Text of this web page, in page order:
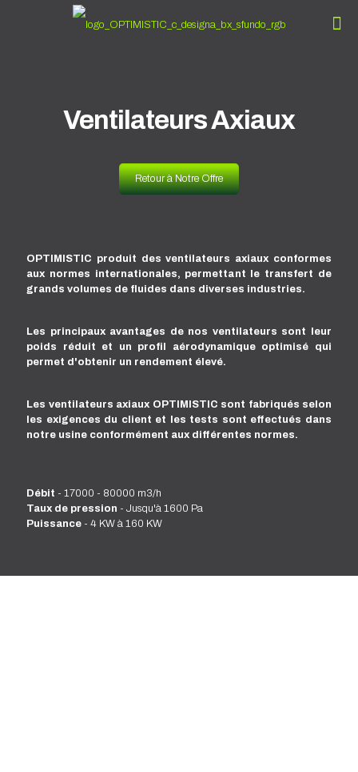
Ventilateurs Axiaux
Retour à Notre Offre
OPTIMISTIC produit des ventilateurs axiaux conformes
aux normes internationales, permettant le transfert de
grands volumes de fluides dans diverses industries.
Les principaux avantages de nos ventilateurs sont leur
poids réduit et un profil aérodynamique optimisé qui
permet d'obtenir un rendement élevé.
Les ventilateurs axiaux OPTIMISTIC sont fabriqués selon
les exigences du client et les tests sont effectués dans
notre usine conformément aux différentes normes.
Débit - 17000 - 80000 m3/h
Taux de pression - Jusqu'à 1600 Pa
Puissance - 4 KW à 160 KW